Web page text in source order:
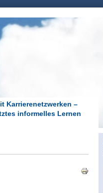
Karrierenetzwerken –
informelles Lernen